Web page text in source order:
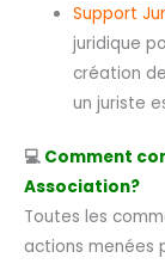
Support
juridique
création
un juriste
💻 Comment
Association?
Toutes les
actions menées